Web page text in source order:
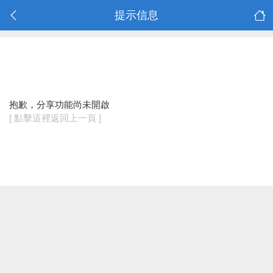
提示信息
抱歉，分享功能尚未開啟
[ 點擊這裡返回上一頁 ]